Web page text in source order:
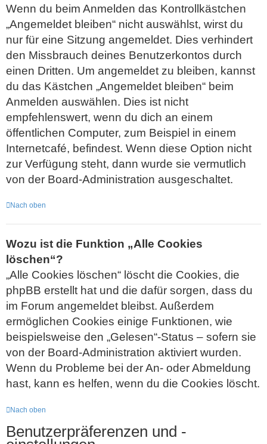
Wenn du beim Anmelden das Kontrollkästchen
„Angemeldet bleiben“ nicht auswählst, wirst du
nur für eine Sitzung angemeldet. Dies verhindert
den Missbrauch deines Benutzerkontos durch
einen Dritten. Um angemeldet zu bleiben, kannst
du das Kästchen „Angemeldet bleiben“ beim
Anmelden auswählen. Dies ist nicht
empfehlenswert, wenn du dich an einem
öffentlichen Computer, zum Beispiel in einem
Internetcafé, befindest. Wenn diese Option nicht
zur Verfügung steht, dann wurde sie vermutlich
von der Board-Administration ausgeschaltet.
Nach oben
Wozu ist die Funktion „Alle Cookies
löschen“?
„Alle Cookies löschen“ löscht die Cookies, die
phpBB erstellt hat und die dafür sorgen, dass du
im Forum angemeldet bleibst. Außerdem
ermöglichen Cookies einige Funktionen, wie
beispielsweise den „Gelesen“-Status – sofern sie
von der Board-Administration aktiviert wurden.
Wenn du Probleme bei der An- oder Abmeldung
hast, kann es helfen, wenn du die Cookies löscht.
Nach oben
Benutzerpräferenzen und -